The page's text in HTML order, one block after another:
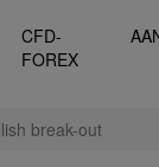
CFD-
FOREX
break-out